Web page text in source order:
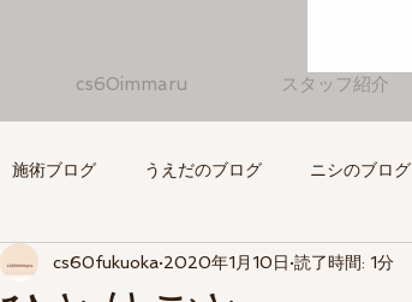
cs60immaru スタッフ紹介
施術ブログ うえだのブログ ニシのブログ
cs60fukuoka 2020年1月10日 読了時間: 1分